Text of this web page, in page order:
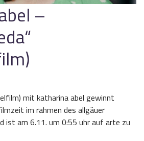
–
mit katharina abel gewinnt
im rahmen des allgäuer
ist am 6.11. um 0:55 uhr auf arte zu